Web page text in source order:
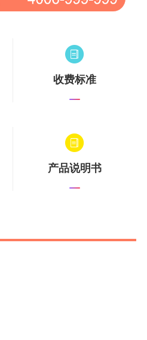
收费标准
产品说明书